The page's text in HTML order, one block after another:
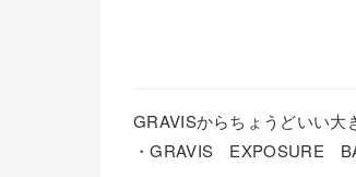
GRAVISからちょうどいい大
・GRAVIS EXPOSURE